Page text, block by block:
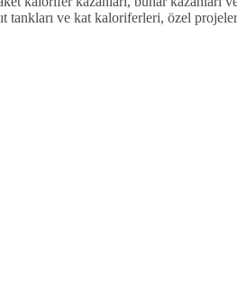
tankları ve kat kaloriferleri, özel